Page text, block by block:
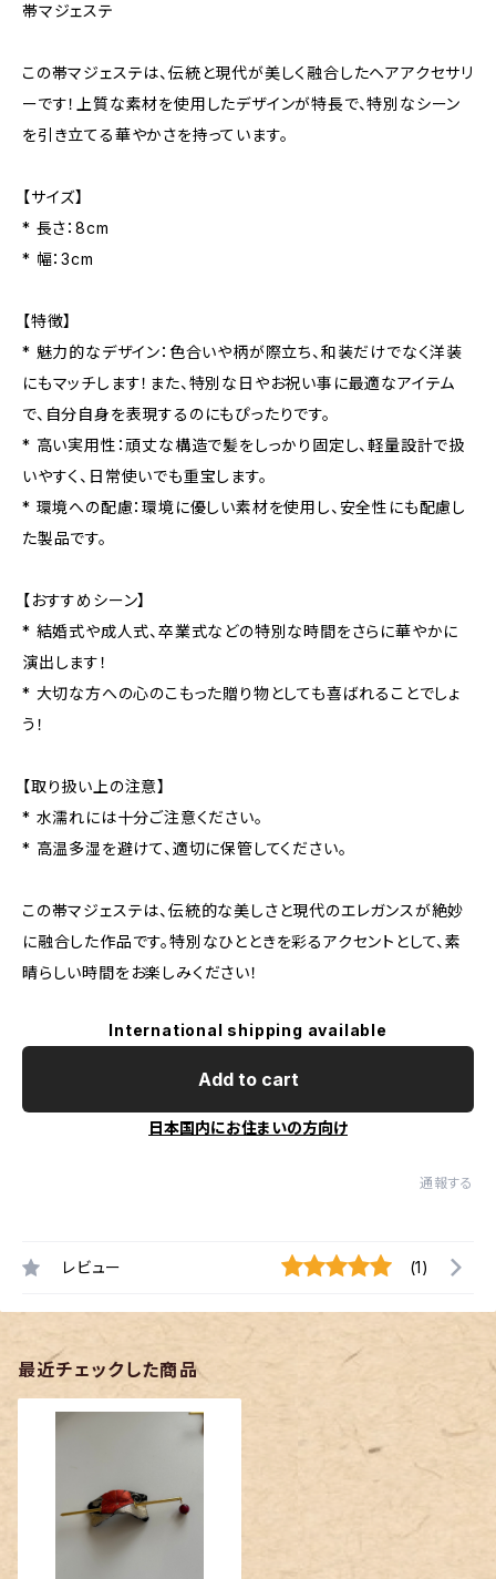
帯マジェステ
この帯マジェステは、伝統と現代が美しく融合したヘアアクセサリ
ーです！上質な素材を使用したデザインが特長で、特別なシーン
を引き立てる華やかさを持っています。
【サイズ】
* 長さ：8cm
* 幅：3cm
【特徴】
* 魅力的なデザイン：色合いや柄が際立ち、和装だけでなく洋装
にもマッチします！また、特別な日やお祝い事に最適なアイテム
で、自分自身を表現するのにもぴったりです。
* 高い実用性：頑丈な構造で髪をしっかり固定し、軽量設計で扱
いやすく、日常使いでも重宝します。
* 環境への配慮：環境に優しい素材を使用し、安全性にも配慮し
た製品です。
【おすすめシーン】
* 結婚式や成人式、卒業式などの特別な時間をさらに華やかに
演出します！
* 大切な方への心のこもった贈り物としても喜ばれることでしょ
う！
【取り扱い上の注意】
* 水濡れには十分ご注意ください。
* 高温多湿を避けて、適切に保管してください。
この帯マジェステは、伝統的な美しさと現代のエレガンスが絶妙
に融合した作品です。特別なひとときを彩るアクセントとして、素
晴らしい時間をお楽しみください！
International shipping available
Add to cart
日本国内にお住まいの方向け
通報する
レビュー (1)
最近チェックした商品